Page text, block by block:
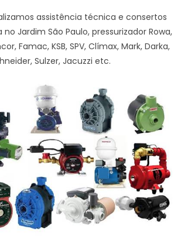
assistência técnica e consertos
Jardim São Paulo, pressurizador Rowa,
Famac, KSB, SPV, Clímax, Mark, Darka,
Sulzer, Jacuzzi etc.